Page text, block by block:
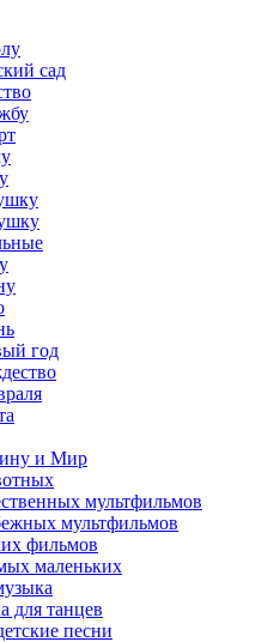
сад
год
и Мир
мультфильмов
мультфильмов
фильмов
маленьких
для танцев
песни